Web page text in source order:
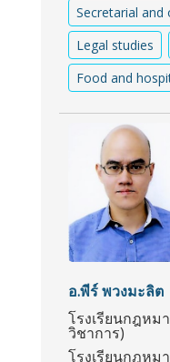
Secretarial
Legal studies
Food and
อ.พีร์ พวงมะลิต
โรงเรียนกฎหม
วิชาการ)
โรงเรียนกฎหม